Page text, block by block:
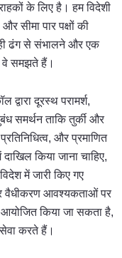
के लिए है। हम विदेशी
सीमा पार पक्षों की
ढंग से संभालने और एक
वे समझते हैं।
द्वारा दूरस्थ परामर्श,
समर्थन ताकि तुर्की और
और प्रमाणित
किया जाना चाहिए,
में जारी किए गए
वैधीकरण आवश्यकताओं पर
आयोजित किया जा सकता है,
करते हैं।